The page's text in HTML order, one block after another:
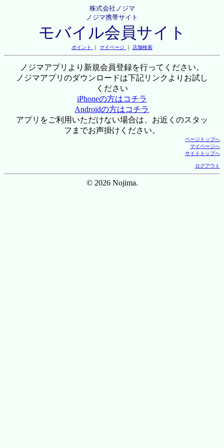
株式会社ノジマ
ノジマ携帯サイト
モバイル会員サイト
ポイント ｜ マイページ ｜ 店舗検索
ノジマアプリより新規会員登録を行ってください。
ノジマアプリのダウンロードは下記リンクよりお試し
ください
iPhoneの方はコチラ
Androidの方はコチラ
アプリをご利用いただけない場合は、お近くのスタッ
フまでお声掛けください。
ページトップへ
マイページへ
サイトトップへ
ログアウト
© 2026 Nojima.